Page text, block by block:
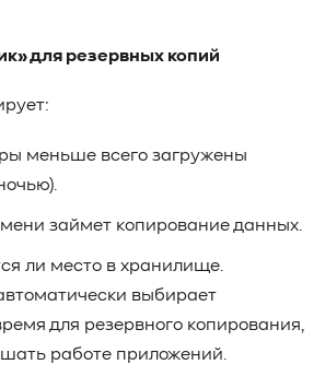
для резервных копий
меньше всего загружены
займет копирование данных.
ли место в хранилище.
выбирает
для резервного копирования,
работе приложений.